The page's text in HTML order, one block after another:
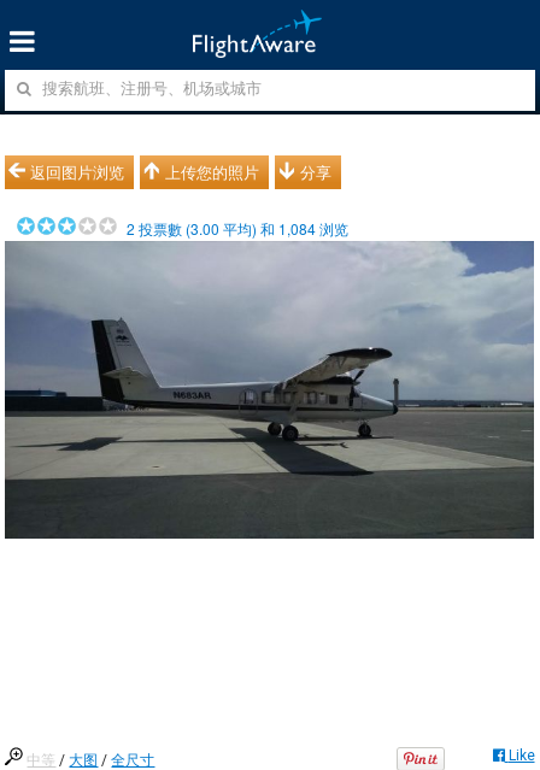
返回图片浏览 上传您的照片 分享
2 投票數 (3.00 平均) 和 1,084浏览
中等 /大图 /全尺寸 Like